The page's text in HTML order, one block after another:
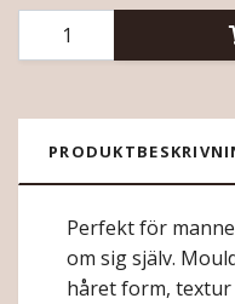
Perfekt för
om sig själv.
håret form,